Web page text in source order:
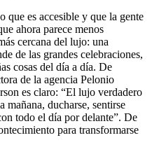
que es accesible y que la gente
ahora parece menos
cercana del lujo: una
de las grandes celebraciones,
cosas del día a día. De
de la agencia Pelonio
es claro: “El lujo verdadero
mañana, ducharse, sentirse
todo el día por delante”. De
para transformarse